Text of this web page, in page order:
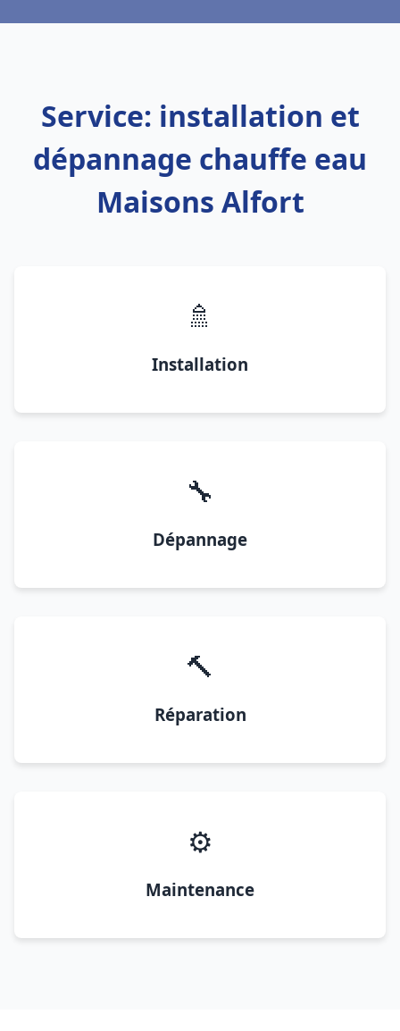
Service: installation et
dépannage chauffe eau
Maisons Alfort
🚿
Installation
🔧
Dépannage
🔨
Réparation
⚙️
Maintenance